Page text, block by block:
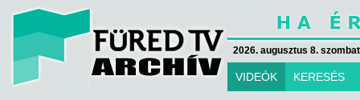
2026. augusztus 8.
VIDEÓK KERESÉS